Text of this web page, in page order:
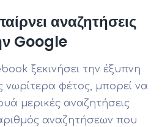
αναζητήσεις
Google
ξεκινήσει την έξυπνη
φέτος, μπορεί να
μερικές αναζητήσεις
αναζητήσεων που